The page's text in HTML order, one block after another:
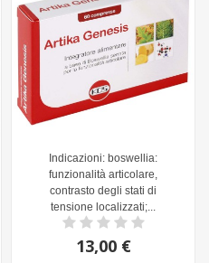
Indicazioni: boswellia:
funzionalità articolare,
contrasto degli stati di
tensione localizzati;...
13,00 €